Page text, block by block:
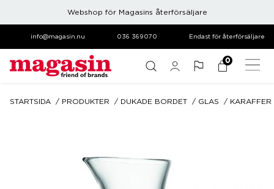
Webshop för Magasins återförsäljare
info@magasin.nu 036 369070 Endast för återförsäljare
0
STARTSIDA PRODUKTER DUKADE BORDET GLAS KARAFFER